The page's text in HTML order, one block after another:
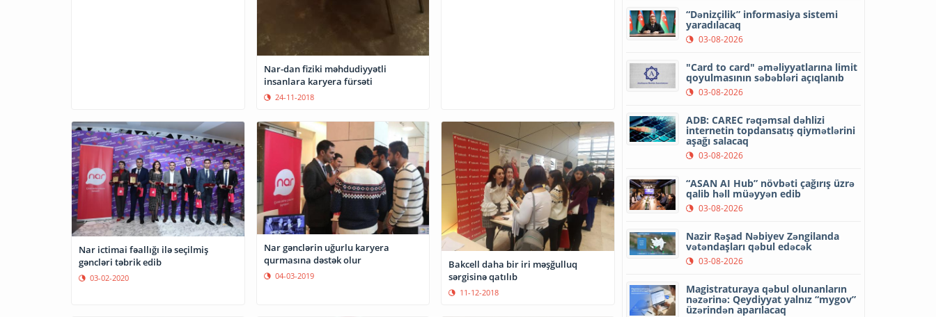
Nar-dan fiziki məhdudiyyətli
insanlara karyera fürsəti
24-11-2018
Nar ictimai fəallığı ilə seçilmiş
gəncləri təbrik edib
03-02-2020
Nar gənclərin uğurlu karyera
qurmasına dəstək olur
04-03-2019
Bakcell daha bir iri məşğulluq
sərgisinə qatılıb
11-12-2018
“Dənizçilik” informasiya sistemi
yaradılacaq
03-08-2026
"Card to card" əməliyyatlarına limit
qoyulmasının səbəbləri açıqlanıb
03-08-2026
ADB: CAREC rəqəmsal dəhlizi
internetin topdansatış qiymətlərini
aşağı salacaq
03-08-2026
“ASAN AI Hub” növbəti çağırış üzrə
qalib həll müəyyən edib
03-08-2026
Nazir Rəşad Nəbiyev Zəngilanda
vətəndaşları qəbul edəcək
03-08-2026
Magistraturaya qəbul olunanların
nəzərinə: Qeydiyyat yalnız “mygov”
üzərindən aparılacaq